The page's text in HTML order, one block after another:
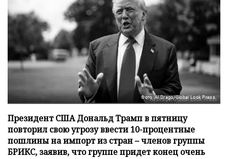
Фото: Al Drago/Global Look Press
Президент США Дональд Трамп в пятницу
повторил свою угрозу ввести 10-процентные
пошлины на импорт из стран – членов группы
БРИКС, заявив, что группе придет конец очень